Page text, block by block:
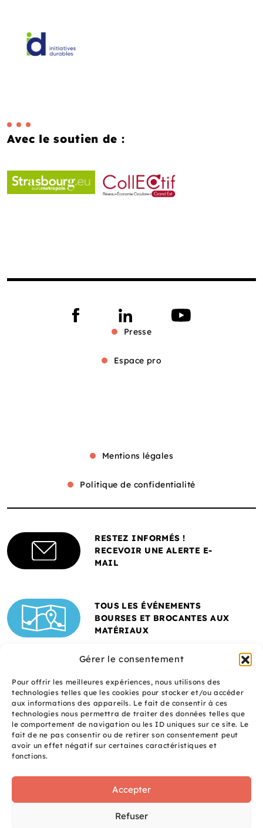
Gérer le consentement
Pour offrir les meilleures expériences, nous utilisons des
technologies telles que les cookies pour stocker et/ou accéder
aux informations des appareils. Le fait de consentir à ces
technologies nous permettra de traiter des données telles que
le comportement de navigation ou les ID uniques sur ce site. Le
fait de ne pas consentir ou de retirer son consentement peut
avoir un effet négatif sur certaines caractéristiques et
fonctions.
Accepter
Refuser
Avec le soutien de :
Presse
Espace pro
Mentions légales
Politique de confidentialité
RESTEZ INFORMÉS !
RECEVOIR UNE ALERTE E-
MAIL
TOUS LES ÉVÉNEMENTS
BOURSES ET BROCANTES AUX
MATÉRIAUX
Un site réalisé avec
siteS
é
q
uaNe